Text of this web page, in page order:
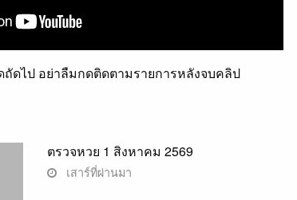
ถัดไป อย่าลืมกดติดตามรายการหลังจบคลิป
ตรวจหวย 1 สิงหาคม 2569
เสาร์ที่ผ่านมา